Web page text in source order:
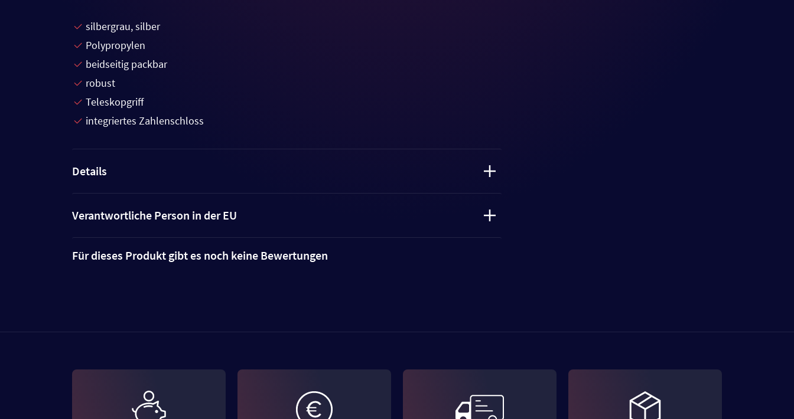
silbergrau, silber
Polypropylen
beidseitig packbar
robust
Teleskopgriff
integriertes Zahlenschloss
Details
Verantwortliche Person in der EU
Für dieses Produkt gibt es noch keine Bewertungen